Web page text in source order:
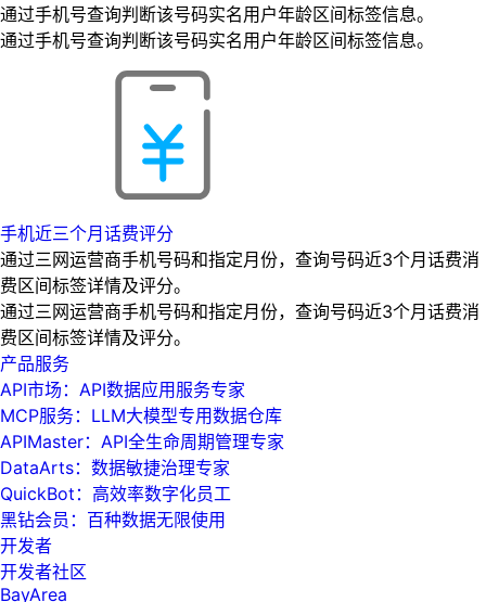
通过手机号查询判断该号码实名用户年龄区间标签信息。
通过手机号查询判断该号码实名用户年龄区间标签信息。
手机近三个月话费评分
通过三网运营商手机号码和指定月份，查询号码近3个月话费消
费区间标签详情及评分。
通过三网运营商手机号码和指定月份，查询号码近3个月话费消
费区间标签详情及评分。
产品服务
API市场：API数据应用服务专家
MCP服务：LLM大模型专用数据仓库
APIMaster：API全生命周期管理专家
DataArts：数据敏捷治理专家
QuickBot：高效率数字化员工
黑钻会员：百种数据无限使用
开发者
开发者社区
BayArea